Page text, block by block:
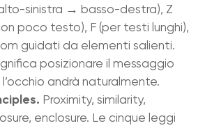
sinistra → basso-destra), Z
poco testo), F (per testi lunghi),
guidati da elementi salienti.
posizionare il messaggio
andrà naturalmente.
Proximity, similarity,
enclosure. Le cinque leggi